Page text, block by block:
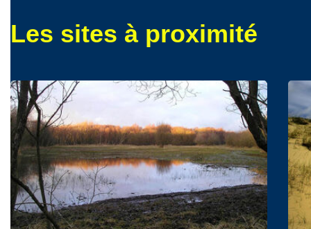
Les sites à proximité